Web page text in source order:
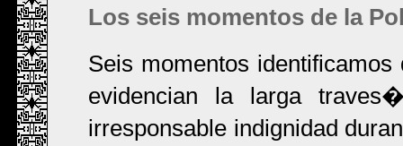
Los seis momentos de la
Seis momentos
evidencian la larga
irresponsable indignidad